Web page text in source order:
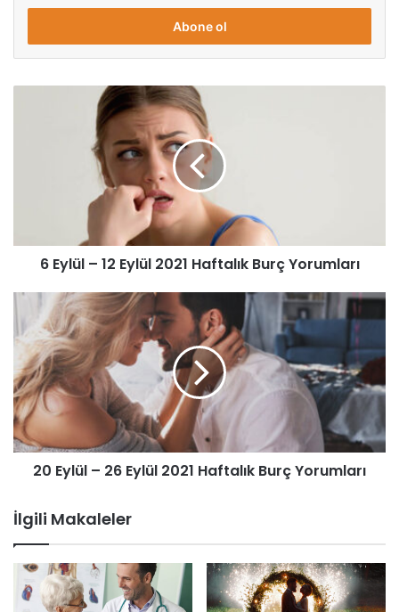
adresinizi
6 Eylül – 12 Eylül 2021 Haftalık Burç Yorumları
20 Eylül – 26 Eylül 2021 Haftalık Burç Yorumları
İlgili Makaleler